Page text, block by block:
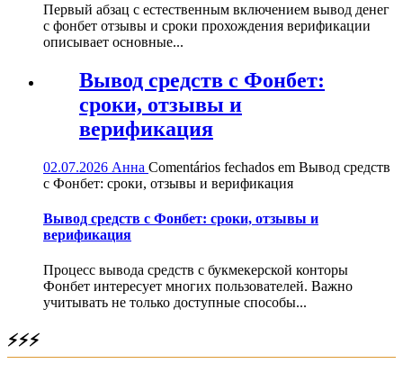
Первый абзац с естественным включением вывод денег
с фонбет отзывы и сроки прохождения верификации
описывает основные...
Вывод средств с Фонбет:
сроки, отзывы и
верификация
02.07.2026 Анна Comentários fechados em Вывод средств
с Фонбет: сроки, отзывы и верификация
Вывод средств с Фонбет: сроки, отзывы и
верификация
Процесс вывода средств с букмекерской конторы
Фонбет интересует многих пользователей. Важно
учитывать не только доступные способы...
⚡⚡⚡